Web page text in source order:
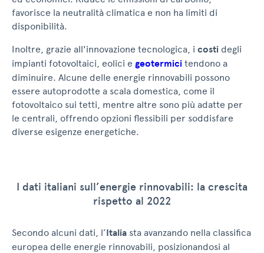
favorisce la neutralità climatica e non ha limiti di
disponibilità.
Inoltre, grazie all'innovazione tecnologica, i costi degli
impianti fotovoltaici, eolici e geotermici tendono a
diminuire. Alcune delle energie rinnovabili possono
essere autoprodotte a scala domestica, come il
fotovoltaico sui tetti, mentre altre sono più adatte per
le centrali, offrendo opzioni flessibili per soddisfare
diverse esigenze energetiche.
I dati italiani sull’energie rinnovabili: la crescita
rispetto al 2022
Secondo alcuni dati, l’Italia sta avanzando nella classifica
europea delle energie rinnovabili, posizionandosi al